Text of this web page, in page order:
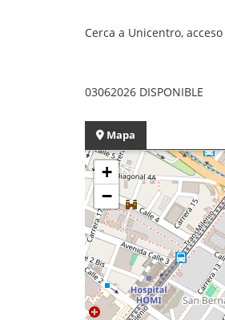
Cerca a Unicentro,
03062026 DISPONIBLE
Mapa
+
−